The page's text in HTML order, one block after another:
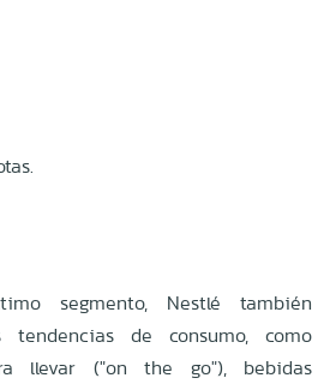
segmento, Nestlé también
tendencias de consumo, como
llevar ("on the go"), bebidas